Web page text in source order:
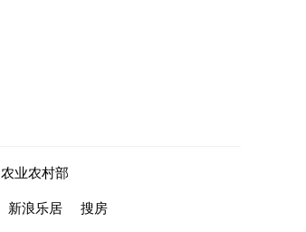
农业农村部
新浪乐居 搜房